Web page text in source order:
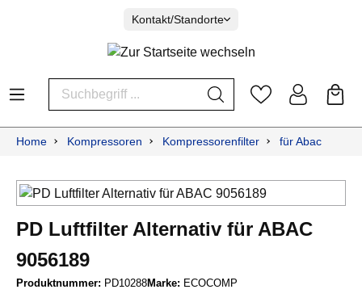
Kontakt/Standorte
Home Kompressoren Kompressorenfilter für Abac
PD Luftfilter Alternativ für ABAC
9056189
Produktnummer: PD10288Marke: ECOCOMP